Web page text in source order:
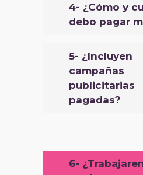
4- ¿Cómo y
debo pagar
5- ¿Incluyen
campañas
publicitarias
pagadas?
6-